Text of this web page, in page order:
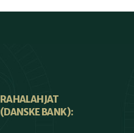
RAHALAHJAT
(DANSKE BANK):